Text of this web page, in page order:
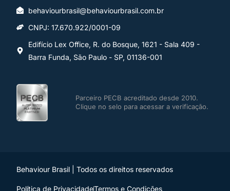
behaviourbrasil@behaviourbrasil.com.br
CNPJ: 17.670.922/0001-09
Edifício Lex Office, R. do Bosque, 1621 - Sala 409 -
Barra Funda, São Paulo - SP, 01136-001
Parceiro PECB acreditado desde 2010.
Clique no selo para acessar a verificação.
Behaviour Brasil | Todos os direitos reservados
Política de PrivacidadeTermos e Condições